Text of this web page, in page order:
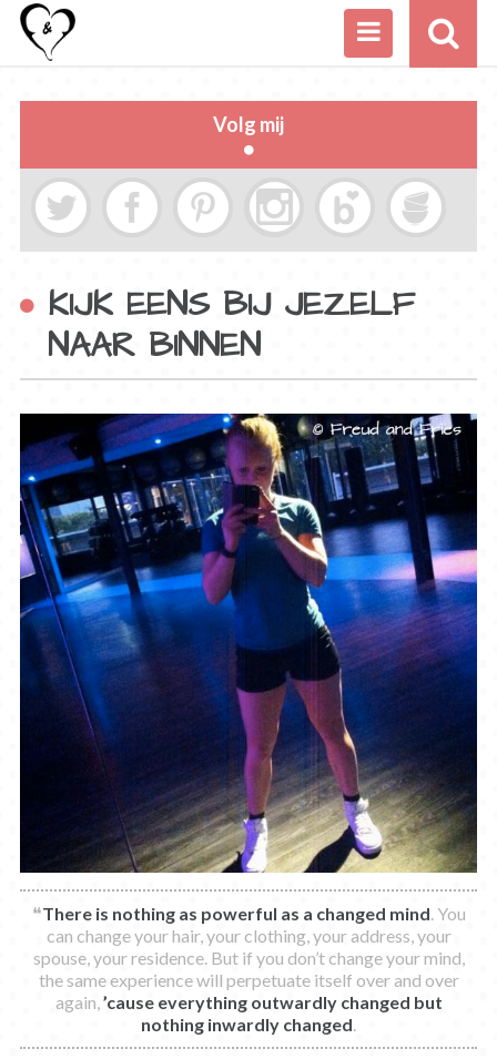
Volg mij
KIJK EENS BIJ JEZELF
NAAR BINNEN
❝There is nothing as powerful as a changed mind. You
can change your hair, your clothing, your address, your
spouse, your residence. But if you don’t change your mind,
the same experience will perpetuate itself over and over
again,’cause everything outwardly changed but
nothing inwardly changed.